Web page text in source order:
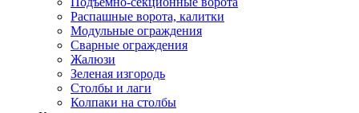
Распашные ворота, калитки
Модульные ограждения
Сварные ограждения
Жалюзи
Зеленая изгородь
Столбы и лаги
Колпаки на столбы